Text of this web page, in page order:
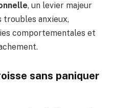
, un levier majeur
troubles anxieux,
comportementales et
sans paniquer